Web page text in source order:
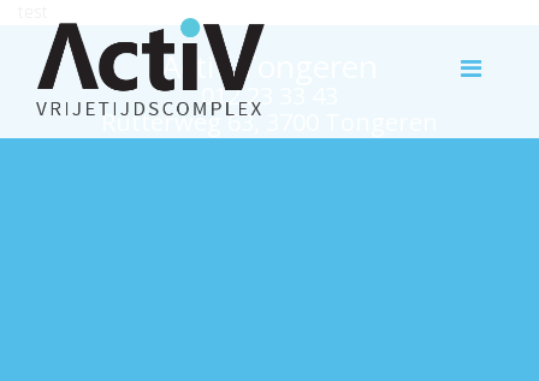
Activ Tongeren
012 23 33 43
Rutterweg 63, 3700 Tongeren